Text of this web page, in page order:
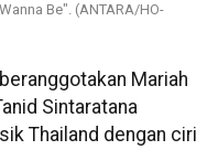
Be". (ANTARA/HO-
Mariah
Sintaratana
Thailand dengan ciri